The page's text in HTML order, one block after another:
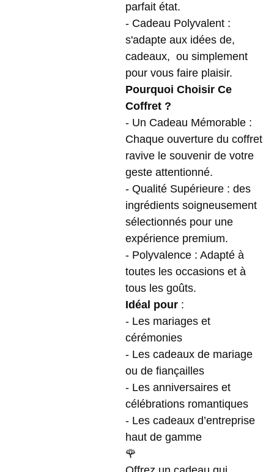
parfait état.
- Cadeau Polyvalent :
s'adapte aux idées de,
cadeaux, ou simplement
pour vous faire plaisir.
Pourquoi Choisir Ce
Coffret ?
- Un Cadeau Mémorable :
Chaque ouverture du coffret
ravive le souvenir de votre
geste attentionné.
- Qualité Supérieure : des
ingrédients soigneusement
sélectionnés pour une
expérience premium.
- Polyvalence : Adapté à
toutes les occasions et à
tous les goûts.
Idéal pour :
- Les mariages et
cérémonies
- Les cadeaux de mariage
ou de fiançailles
- Les anniversaires et
célébrations romantiques
- Les cadeaux d’entreprise
haut de gamme
🌹